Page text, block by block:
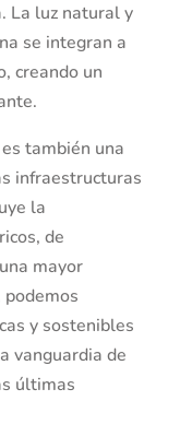
La luz natural y
se integran a
creando un
es también una
infraestructuras
la
de
mayor
y sostenibles
vanguardia de
últimas